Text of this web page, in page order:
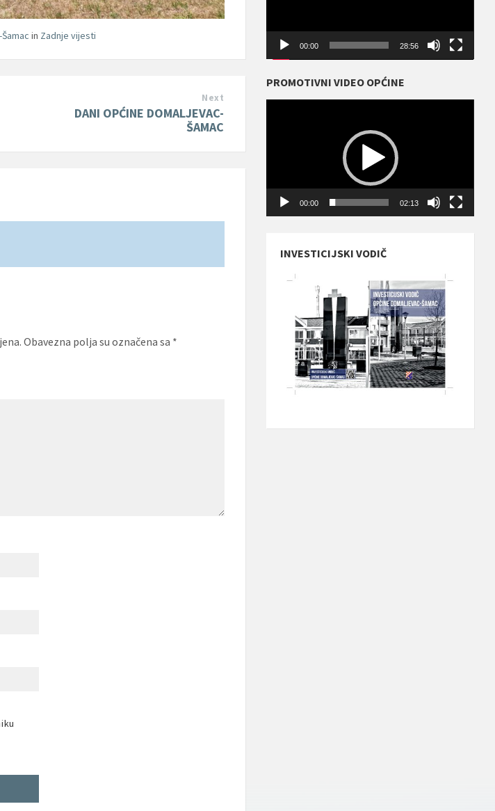
in Zadnje vijesti
Next
DANI OPĆINE DOMALJEVAC-
ŠAMAC
Obavezna polja su označena sa *
00:00 28:56
PROMOTIVNI VIDEO OPĆINE
00:00 02:13
INVESTICIJSKI VODIČ